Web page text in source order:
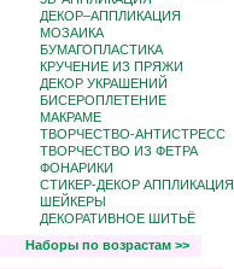
ДЕКОР–АППЛИКАЦИЯ
МОЗАИКА
БУМАГОПЛАСТИКА
КРУЧЕНИЕ ИЗ ПРЯЖИ
ДЕКОР УКРАШЕНИЙ
БИCЕРОПЛЕТЕНИЕ
МАКРАМЕ
ТВОРЧЕСТВО-АНТИСТРЕСС
ТВОРЧЕСТВО ИЗ ФЕТРА
ФОНАРИКИ
СТИКЕР-ДЕКОР АППЛИКАЦИЯ
ШЕЙКЕРЫ
ДЕКОРАТИВНОЕ ШИТЬЁ
Наборы по возрастам >>